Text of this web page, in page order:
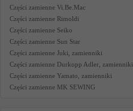
Części zamienne Vi.Be.Mac
Części zamienne Rimoldi
Części zamienne Seiko
Części zamienne Sun Star
Części zamienne Juki, zamienniki
Części zamienne Durkopp Adler, zamienniki
Części zamienne Yamato, zamienniki
Części zamienne MK SEWING